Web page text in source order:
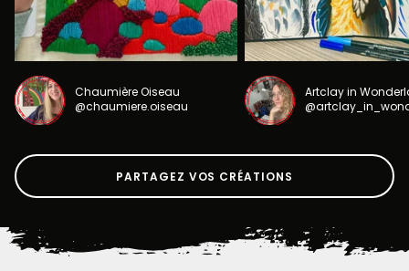
Chaumière Oiseau
@chaumiere.oiseau
Artclay in
PARTAGEZ VOS CRÉATIONS